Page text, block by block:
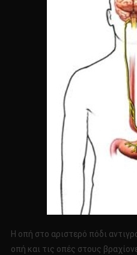
Η οπή στο αριστερό πόδι
οπή και τις οπές στους